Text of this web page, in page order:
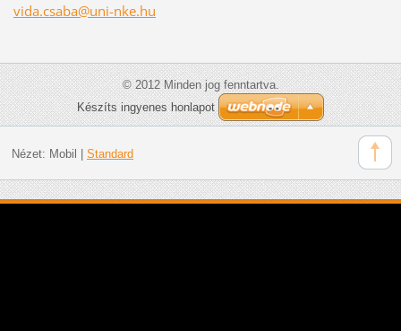
vida.csaba@uni-nke.hu
© 2012 Minden jog fenntartva.
Készíts ingyenes honlapot
Nézet: Mobil Standard